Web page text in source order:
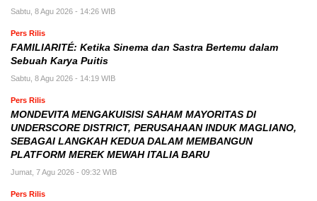
Sabtu, 8 Agu 2026 - 14:26 WIB
Pers Rilis
FAMILIARITÉ: Ketika Sinema dan Sastra Bertemu dalam
Sebuah Karya Puitis
Sabtu, 8 Agu 2026 - 14:19 WIB
Pers Rilis
MONDEVITA MENGAKUISISI SAHAM MAYORITAS DI
UNDERSCORE DISTRICT, PERUSAHAAN INDUK MAGLIANO,
SEBAGAI LANGKAH KEDUA DALAM MEMBANGUN
PLATFORM MEREK MEWAH ITALIA BARU
Jumat, 7 Agu 2026 - 09:32 WIB
Pers Rilis